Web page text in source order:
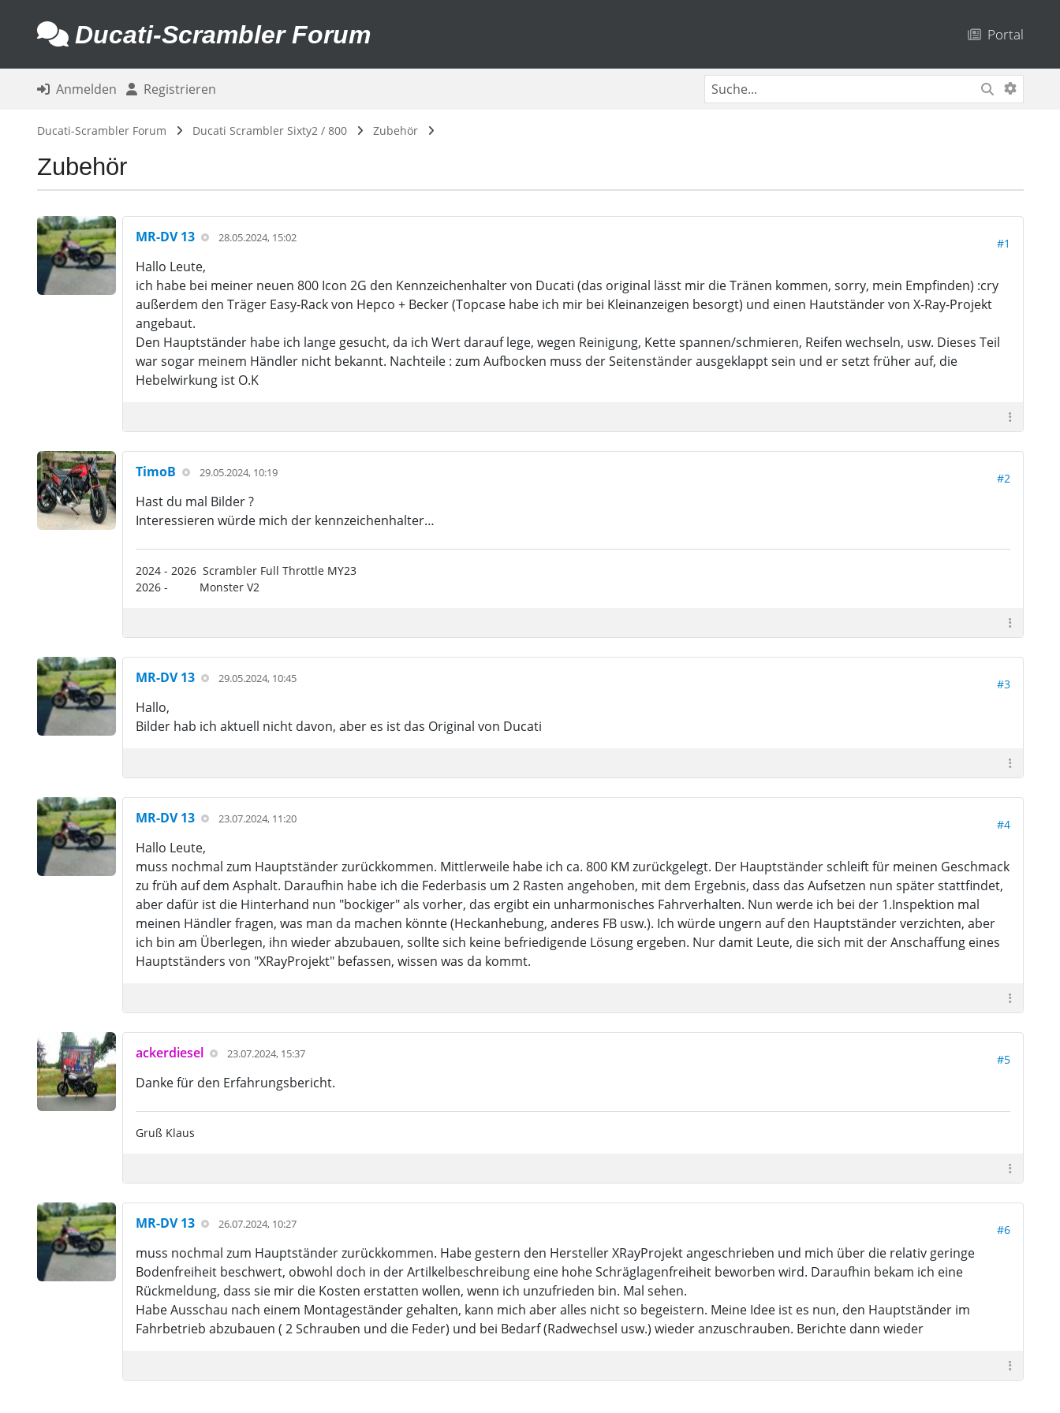
Ducati-Scrambler Forum Portal
Anmelden Registrieren
Ducati-Scrambler Forum Ducati Scrambler Sixty2 / 800 Zubehör
Zubehör
MR-DV 13 28.05.2024, 15:02 #1
Hallo Leute,
ich habe bei meiner neuen 800 Icon 2G den Kennzeichenhalter von Ducati (das original lässt mir die Tränen kommen, sorry, mein Empfinden) :cry
außerdem den Träger Easy-Rack von Hepco + Becker (Topcase habe ich mir bei Kleinanzeigen besorgt) und einen Hautständer von X-Ray-Projekt
angebaut.
Den Hauptständer habe ich lange gesucht, da ich Wert darauf lege, wegen Reinigung, Kette spannen/schmieren, Reifen wechseln, usw. Dieses Teil
war sogar meinem Händler nicht bekannt. Nachteile : zum Aufbocken muss der Seitenständer ausgeklappt sein und er setzt früher auf, die
Hebelwirkung ist O.K
TimoB 29.05.2024, 10:19 #2
Hast du mal Bilder ?
Interessieren würde mich der kennzeichenhalter…
2024 - 2026 Scrambler Full Throttle MY23
2026 - Monster V2
MR-DV 13 29.05.2024, 10:45 #3
Hallo,
Bilder hab ich aktuell nicht davon, aber es ist das Original von Ducati
MR-DV 13 23.07.2024, 11:20 #4
Hallo Leute,
muss nochmal zum Hauptständer zurückkommen. Mittlerweile habe ich ca. 800 KM zurückgelegt. Der Hauptständer schleift für meinen Geschmack
zu früh auf dem Asphalt. Daraufhin habe ich die Federbasis um 2 Rasten angehoben, mit dem Ergebnis, dass das Aufsetzen nun später stattfindet,
aber dafür ist die Hinterhand nun "bockiger" als vorher, das ergibt ein unharmonisches Fahrverhalten. Nun werde ich bei der 1.Inspektion mal
meinen Händler fragen, was man da machen könnte (Heckanhebung, anderes FB usw.). Ich würde ungern auf den Hauptständer verzichten, aber
ich bin am Überlegen, ihn wieder abzubauen, sollte sich keine befriedigende Lösung ergeben. Nur damit Leute, die sich mit der Anschaffung eines
Hauptständers von "XRayProjekt" befassen, wissen was da kommt.
ackerdiesel 23.07.2024, 15:37 #5
Danke für den Erfahrungsbericht.
Gruß Klaus
MR-DV 13 26.07.2024, 10:27 #6
muss nochmal zum Hauptständer zurückkommen. Habe gestern den Hersteller XRayProjekt angeschrieben und mich über die relativ geringe
Bodenfreiheit beschwert, obwohl doch in der Artilkelbeschreibung eine hohe Schräglagenfreiheit beworben wird. Daraufhin bekam ich eine
Rückmeldung, dass sie mir die Kosten erstatten wollen, wenn ich unzufrieden bin. Mal sehen.
Habe Ausschau nach einem Montageständer gehalten, kann mich aber alles nicht so begeistern. Meine Idee ist es nun, den Hauptständer im
Fahrbetrieb abzubauen ( 2 Schrauben und die Feder) und bei Bedarf (Radwechsel usw.) wieder anzuschrauben. Berichte dann wieder